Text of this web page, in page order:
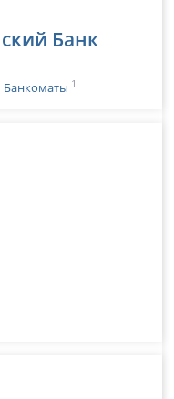
Банк
Банкоматы 1